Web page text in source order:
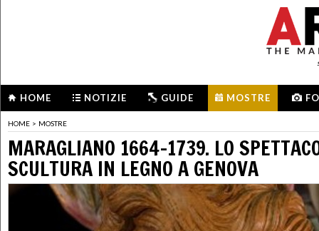
HOME NOTIZIE GUIDE MOSTRE
HOME > MOSTRE
MARAGLIANO 1664-1739. LO
SCULTURA IN LEGNO A GENOVA